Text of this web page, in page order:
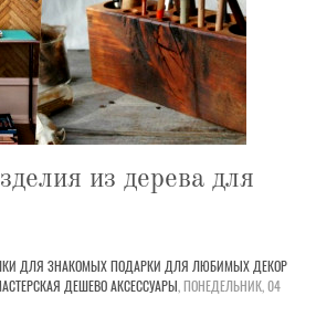
из дерева для
ДЛЯ ЗНАКОМЫХПОДАРКИ ДЛЯ ЛЮБИМЫХДЕКОР
ДЕШЕВОАКСЕССУАРЫ,ПОНЕДЕЛЬНИК, 04